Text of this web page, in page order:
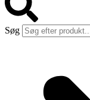
Søg